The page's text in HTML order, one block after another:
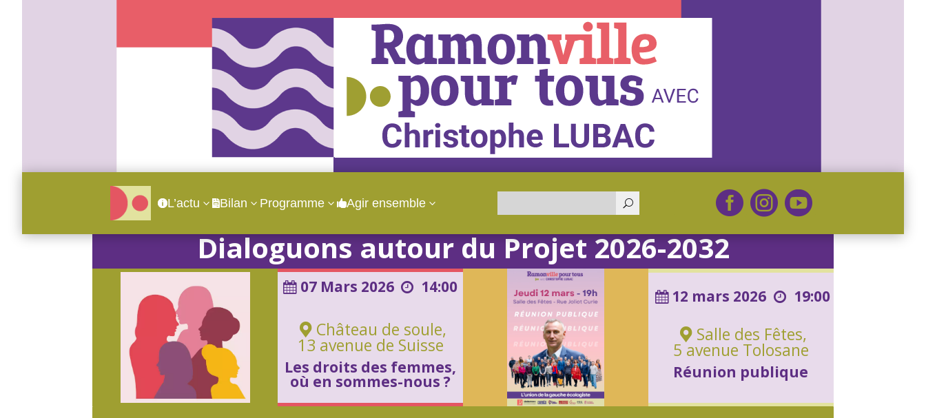
L’actu 3 Bilan 3 Programme 3 Agir ensemble 3 U   
Dialoguons autour du Projet 2026-2032
07 Mars 2026 14:00
Château de soule,
13 avenue de Suisse
Les droits des femmes,
où en sommes-nous ?
12 mars 2026 19:00
Salle des Fêtes,
5 avenue Tolosane
Réunion publique